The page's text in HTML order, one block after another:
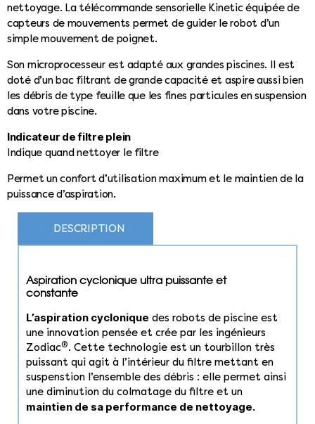
nettoyage. La télécommande sensorielle Kinetic équipée de
capteurs de mouvements permet de guider le robot d’un
simple mouvement de poignet.
Son microprocesseur est adapté aux grandes piscines. Il est
doté d’un bac filtrant de grande capacité et aspire aussi bien
les débris de type feuille que les fines particules en suspension
dans votre piscine.
Indicateur de filtre plein
Indique quand nettoyer le filtre
Permet un confort d’utilisation maximum et le maintien de la
puissance d’aspiration.
DESCRIPTION
Aspiration cyclonique ultra puissante et
constante
L’aspiration cyclonique des robots de piscine est
une innovation pensée et crée par les ingénieurs
Zodiac®. Cette technologie est un tourbillon très
puissant qui agit à l’intérieur du filtre mettant en
suspenstion l’ensemble des débris : elle permet ainsi
une diminution du colmatage du filtre et un
maintien de sa performance de nettoyage.